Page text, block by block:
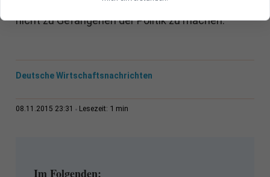
nicht zu Gefangenen der Politik zu machen.
Deutsche Wirtschaftsnachrichten
08.11.2015 23:31 Lesezeit: 1 min
Im Folgenden: